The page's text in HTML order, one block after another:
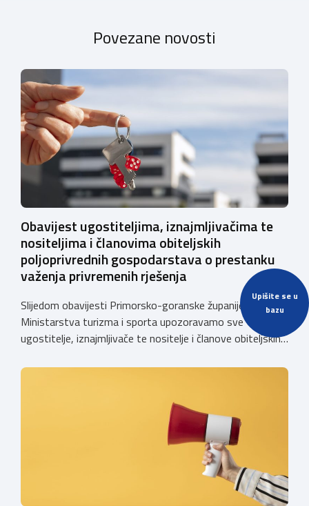
Upišite se u
bazu
Povezane novosti
Obavijest ugostiteljima, iznajmljivačima te
nositeljima i članovima obiteljskih
poljoprivrednih gospodarstava o prestanku
važenja privremenih rješenja
Slijedom obavijesti Primorsko-goranske županije i
Ministarstva turizma i sporta upozoravamo sve
ugostitelje, iznajmljivače te nositelje i članove obiteljskih
privremenih rješenja izdanih sukladno Zakonu o
1. siječnja 2025. godine više ne mogu podnositi novi
zahtjevi za izdavanje privremenih rješenja, dok već izdana